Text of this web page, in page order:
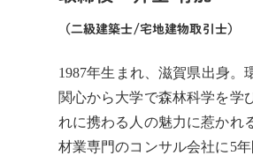
（二級建築士/宅地建物取引士）
1987年生まれ、滋賀県出身。
関心から大学で森林科学を学
れに携わる人の魅力に惹かれ
材業専門のコンサル会社に5